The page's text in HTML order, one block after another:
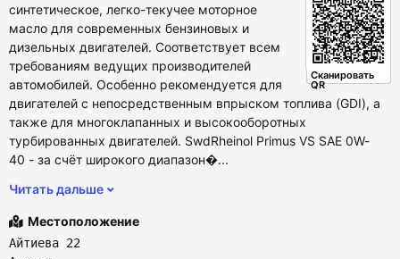
Сканировать
QR
синтетическое, легко-текучее моторное
масло для современных бензиновых и
дизельных двигателей. Соответствует всем
требованиям ведущих производителей
автомобилей. Особенно рекомендуется для
двигателей с непосредственным впрыском топлива (GDI), а
также для многоклапанных и высокооборотных
турбированных двигателей. SwdRheinol Primus VS SAE 0W-
40 - за счёт широкого диапазон�...
Читать дальше
Местоположение
Айтиева 22